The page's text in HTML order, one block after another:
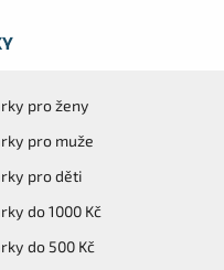
pro ženy
pro muže
pro děti
do 1000 Kč
do 500 Kč